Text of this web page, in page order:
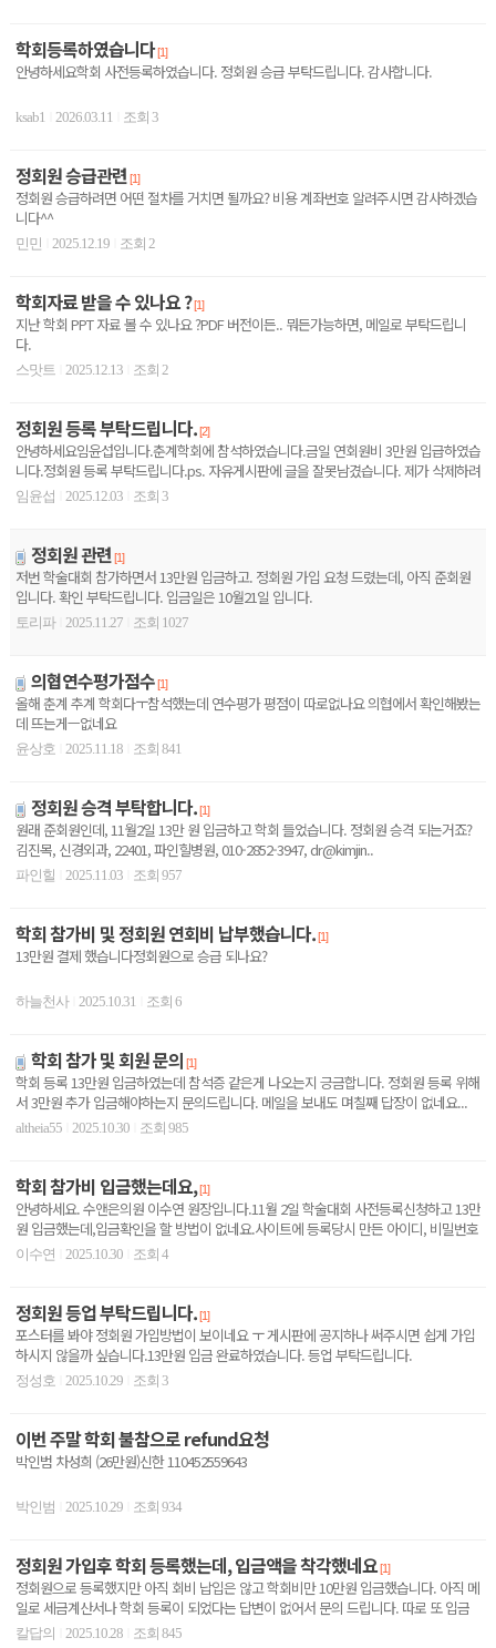
학회등록하였습니다[1]
안녕하세요학회 사전등록하였습니다. 정회원 승급 부탁드립니다. 감사합니다.
ksab1 2026.03.11 조회 3
정회원 승급관련[1]
정회원 승급하려면 어떤 절차를 거치면 될까요? 비용 계좌번호 알려주시면 감사하곘습
니다^^
민민 2025.12.19 조회 2
학회자료 받을 수 있나요 ?[1]
지난 학회 PPT 자료 볼 수 있나요 ?PDF 버전이든.. 뭐든가능하면, 메일로 부탁드립니
다.
스맛트 2025.12.13 조회 2
정회원 등록 부탁드립니다.[2]
안녕하세요임윤섭입니다.춘계학회에 참석하였습니다.금일 연회원비 3만원 입급하였습
니다.정회원 등록 부탁드립니다.ps. 자유게시판에 글을 잘못남겼습니다. 제가 삭제하려
니 안되니, 삭제 ..
임윤섭 2025.12.03 조회 3
정회원 관련[1]
저번 학술대회 참가하면서 13만원 입금하고. 정회원 가입 요청 드렸는데, 아직 준회원
입니다. 확인 부탁드립니다. 입금일은 10월21일 입니다.
토리파 2025.11.27 조회 1027
의협연수평가점수[1]
올해 춘계 추계 학회다ㅜ참석했는데 연수평가 평점이 따로없나요 의협에서 확인해봤는
데 뜨는게ㅡ없네요
윤상호 2025.11.18 조회 841
정회원 승격 부탁합니다.[1]
원래 준회원인데, 11월2일 13만 원 입금하고 학회 들었습니다. 정회원 승격 되는거죠?
김진목, 신경외과, 22401, 파인힐병원, 010-2852-3947, dr@kimjin..
파인힐 2025.11.03 조회 957
학회 참가비 및 정회원 연회비 납부했습니다.[1]
13만원 결제 했습니다정회원으로 승급 되나요?
하늘천사 2025.10.31 조회 6
학회 참가 및 회원 문의 [1]
학회 등록 13만원 입금하였는데 참석증 같은게 나오는지 긍금합니다. 정회원 등록 위해
서 3만원 추가 입금해야하는지 문의드립니다. 메일을 보내도 며칠째 답장이 없네요...
altheia55 2025.10.30 조회 985
학회 참가비 입금했는데요,[1]
안녕하세요. 수앤은의원 이수연 원장입니다.11월 2일 학술대회 사전등록신청하고 13만
원 입금했는데,입금확인을 할 방법이 없네요.사이트에 등록당시 만든 아이디, 비밀번호
로 로그인이 ..
이수연 2025.10.30 조회 4
정회원 등업 부탁드립니다.[1]
포스터를 봐야 정회원 가입방법이 보이네요 ㅜ 게시판에 공지하나 써주시면 쉽게 가입
하시지 않을까 싶습니다.13만원 입금 완료하였습니다. 등업 부탁드립니다.
정성호 2025.10.29 조회 3
이번 주말 학회 불참으로 refund요청
박인범 차성희 (26만원)신한 110452559643
박인범 2025.10.29 조회 934
정회원 가입후 학회 등록했는데, 입금액을 착각했네요[1]
정회원으로 등록했지만 아직 회비 납입은 않고 학회비만 10만원 입금했습니다. 아직 메
일로 세금계산서나 학회 등록이 되었다는 답변이 없어서 문의 드립니다. 따로 또 입금
해야할것과 같..
칼답의 2025.10.28 조회 845